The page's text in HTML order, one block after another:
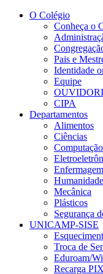
Conteúdo principal
O Colégio
Conheça o
Pais e
Identidade
Equipe
CIPA
Departamentos
Alimentos
Ciências
Computação
Enfermagem
Mecânica
Plásticos
Segurança
UNICAMP-SISE
Troca de
Eduroam/
Recarga PIX